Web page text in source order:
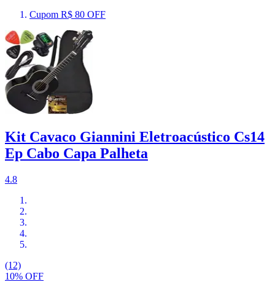
Cupom R$ 80 OFF
Kit Cavaco Giannini Eletroacústico Cs14
Ep Cabo Capa Palheta
4.8
(12)
10% OFF